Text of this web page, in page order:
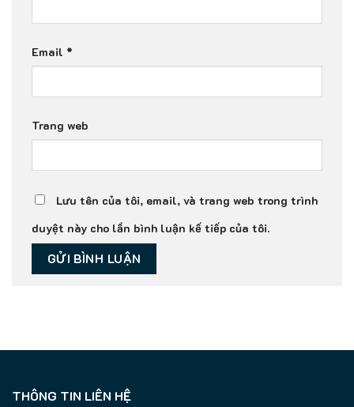
Email *
Trang web
Lưu tên của tôi, email, và trang web trong trình
duyệt này cho lần bình luận kế tiếp của tôi.
THÔNG TIN LIÊN HỆ